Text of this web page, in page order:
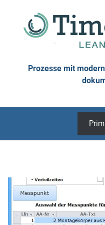
content
Prozesse mit